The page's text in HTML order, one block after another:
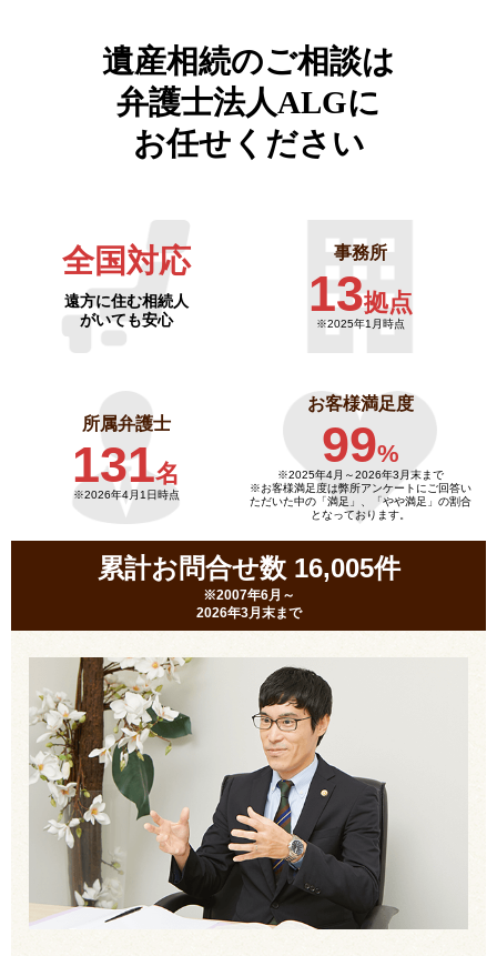
遺産相続のご相談は
弁護士法人ALGに
お任せください
全国対応
遠方に住む相続人
がいても安心
事務所
13拠点
※2025年1月時点
所属弁護士
131名
※2026年4月1日時点
お客様満足度
99%
※2025年4月～2026年3月末まで
※お客様満足度は弊所アンケートにご回答い
ただいた中の「満足」、「やや満足」の割合
となっております。
累計お問合せ数 16,005件
※2007年6月～
2026年3月末まで